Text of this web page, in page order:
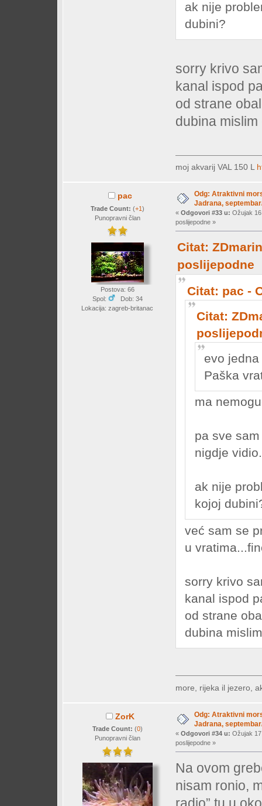
ak nije
dubini?
sorry krivo
kanal ispod
od strane
dubina mislim
moj akvarij VAL 150 L
pac
Trade Count: (+1)
Punopravni član
Postova: 66
Spol:
Dob: 34
Lokacija: zagreb-britanac
Odg: Atraktivni
Jadrana,
« Odgovori #33 u: Ožujak
poslijepodne »
Citat:
poslijepodne
Citat: pac -
Citat:
evo
Paška
ma
pa sve
nigdje
ak nije
kojoj
već sam se
u
sorry krivo
kanal ispod
od strane
dubina
more, rijeka il jezero,
ZorK
Trade Count: (0)
Punopravni član
Odg: Atraktivni
Jadrana,
« Odgovori #34 u: Ožujak
poslijepodne »
Na ovom
nisam ronio,